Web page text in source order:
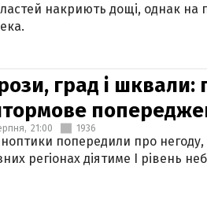
накриють дощі, однак на
град і шквали:
21:00 1936
попередили про негоду,
регіонах діятиме І рівень